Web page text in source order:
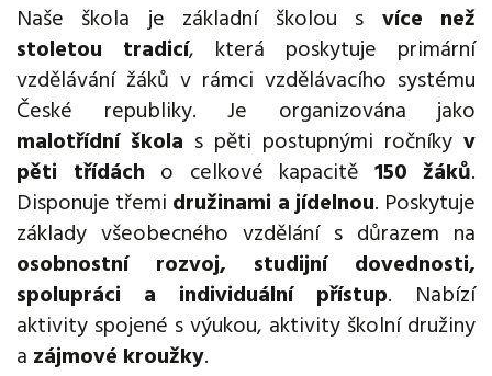
Naše škola je základní školou s více než
stoletou tradicí, která poskytuje primární
vzdělávání žáků v rámci vzdělávacího systému
České republiky. Je organizována jako
malotřídní škola s pěti postupnými ročníky v
pěti třídách o celkové kapacitě 150 žáků.
Disponuje třemi družinami a jídelnou. Poskytuje
základy všeobecného vzdělání s důrazem na
osobnostní rozvoj, studijní dovednosti,
spolupráci a individuální přístup. Nabízí
aktivity spojené s výukou, aktivity školní družiny
a zájmové kroužky.